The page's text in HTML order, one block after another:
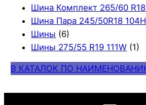
Шина Комплект 265/60
Шина Пара 245/50R18
Шины (6)
Шины 275/55 R19 111W (1)
В КАТАЛОК ПО